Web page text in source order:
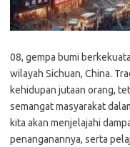
08, gempa bumi
wilayah Sichuan, China.
kehidupan jutaan orang,
semangat masyarakat
kita akan menjelajahi
penanganannya, serta